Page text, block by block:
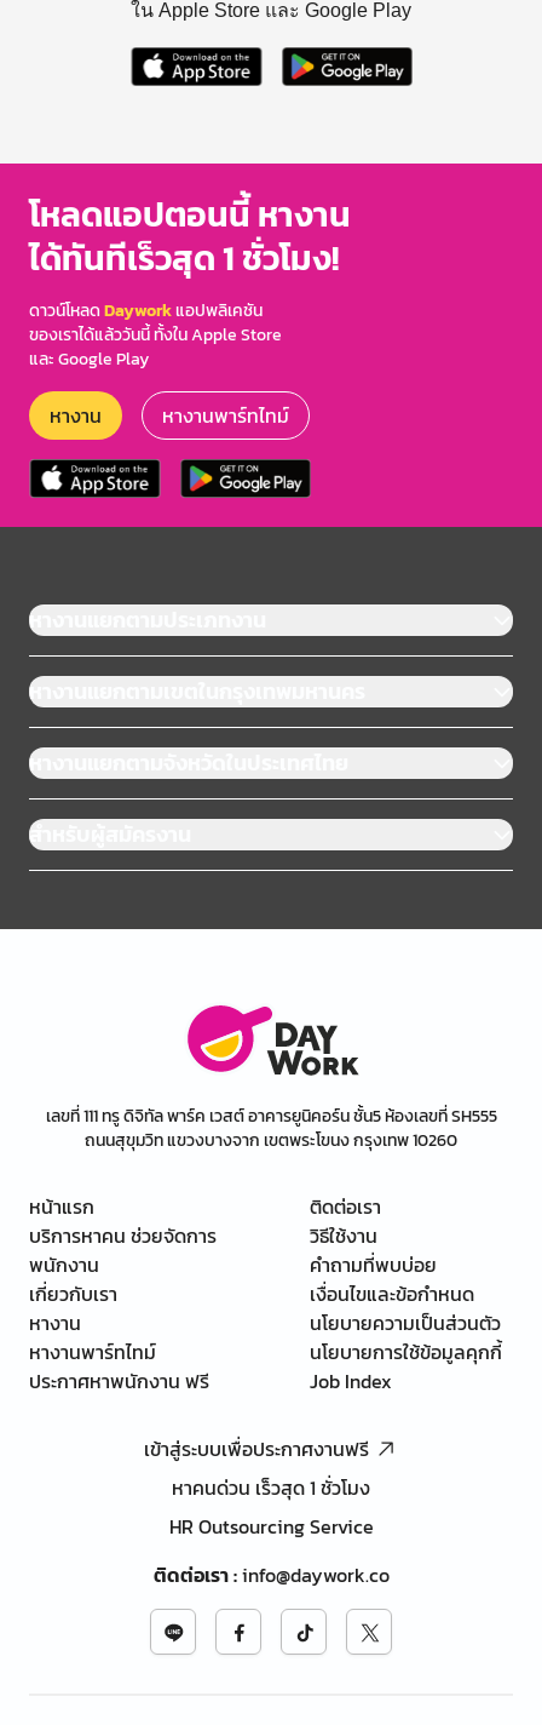
ใน Apple Store และ Google Play
โหลดแอปตอนนี้ หางาน
ได้ทันทีเร็วสุด 1 ชั่วโมง!
ดาวน์โหลดDayworkแอปพลิเคชัน
ของเราได้แล้ววันนี้ ทั้งใน Apple Store
และ Google Play
หางาน หางานพาร์ทไทม์
หางานแยกตามประเภทงาน
หางานแยกตามเขตในกรุงเทพมหานคร
หางานแยกตามจังหวัดในประเทศไทย
สำหรับผู้สมัครงาน
เลขที่ 111 ทรู ดิจิทัล พาร์ค เวสต์ อาคารยูนิคอร์น ชั้น5 ห้องเลขที่ SH555
ถนนสุขุมวิท แขวงบางจาก เขตพระโขนง กรุงเทพ 10260
หน้าแรก
บริการหาคน ช่วยจัดการ
พนักงาน
เกี่ยวกับเรา
หางาน
หางานพาร์ทไทม์
ประกาศหาพนักงาน ฟรี
ติดต่อเรา
วิธีใช้งาน
คำถามที่พบบ่อย
เงื่อนไขและข้อกำหนด
นโยบายความเป็นส่วนตัว
นโยบายการใช้ข้อมูลคุกกี้
Job Index
เข้าสู่ระบบเพื่อประกาศงานฟรี
หาคนด่วน เร็วสุด 1 ชั่วโมง
HR Outsourcing Service
ติดต่อเรา:info@daywork.co